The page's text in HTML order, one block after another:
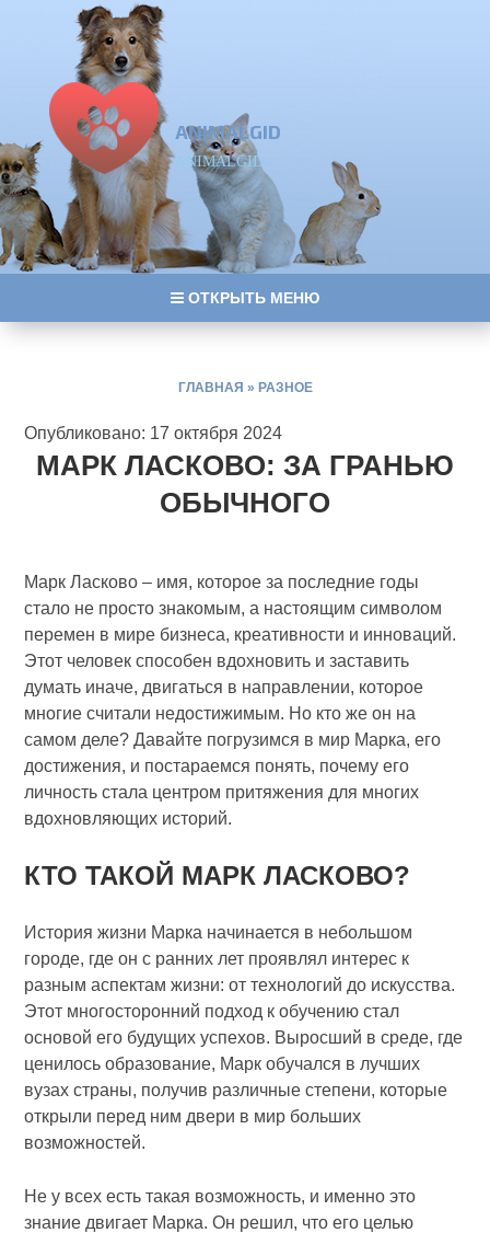
ANIMALGID
ANIMALGID
ОТКРЫТЬ МЕНЮ
ГЛАВНАЯ » РАЗНОЕ
Опубликовано: 17 октября 2024
МАРК ЛАСКОВО: ЗА ГРАНЬЮ
ОБЫЧНОГО
Марк Ласково – имя, которое за последние годы
стало не просто знакомым, а настоящим символом
перемен в мире бизнеса, креативности и инноваций.
Этот человек способен вдохновить и заставить
думать иначе, двигаться в направлении, которое
многие считали недостижимым. Но кто же он на
самом деле? Давайте погрузимся в мир Марка, его
достижения, и постараемся понять, почему его
личность стала центром притяжения для многих
вдохновляющих историй.
КТО ТАКОЙ МАРК ЛАСКОВО?
История жизни Марка начинается в небольшом
городе, где он с ранних лет проявлял интерес к
разным аспектам жизни: от технологий до искусства.
Этот многосторонний подход к обучению стал
основой его будущих успехов. Выросший в среде, где
ценилось образование, Марк обучался в лучших
вузах страны, получив различные степени, которые
открыли перед ним двери в мир больших
возможностей.
Не у всех есть такая возможность, и именно это
знание двигает Марка. Он решил, что его целью